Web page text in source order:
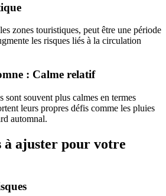
zones touristiques, peut être une période
les risques liés à la circulation
: Calme relatif
sont souvent plus calmes en termes
leurs propres défis comme les pluies
automnal.
à ajuster pour votre